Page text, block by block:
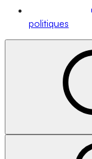
politiques